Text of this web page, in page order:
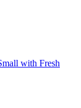
with Fresh